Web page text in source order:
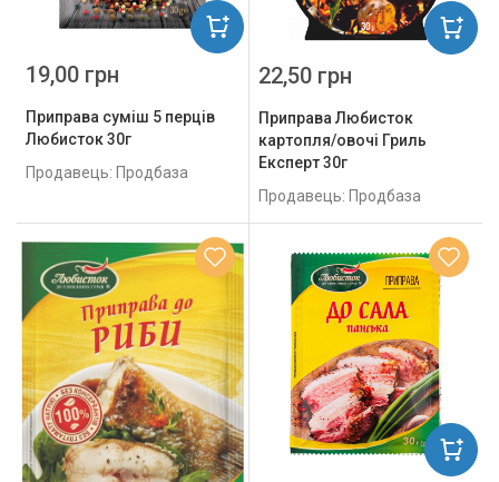
Приправа суміш 5 перців
Любисток 30г
Продавець: Продбаза
19,00 грн
Приправа Любисток
картопля/овочі Гриль
Експерт 30г
Продавець: Продбаза
22,50 грн